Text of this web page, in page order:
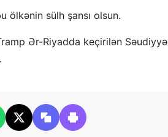
ölkənin sülh şansı olsun.
Ər-Riyadda keçirilən Səudiyyə